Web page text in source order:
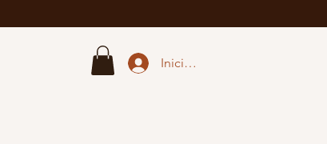
Iniciar sesión